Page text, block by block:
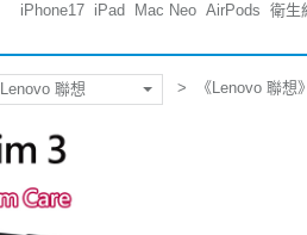
iPhone17 iPad Mac Neo AirPods 衛生
Lenovo 聯想 《Lenovo 聯